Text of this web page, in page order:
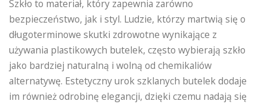
Szkło to materiał, który zapewnia zarówno
bezpieczeństwo, jak i styl. Ludzie, którzy martwią się o
długoterminowe skutki zdrowotne wynikające z
używania plastikowych butelek, często wybierają szkło
jako bardziej naturalną i wolną od chemikaliów
alternatywę. Estetyczny urok szklanych butelek dodaje
im również odrobinę elegancji, dzięki czemu nadają się